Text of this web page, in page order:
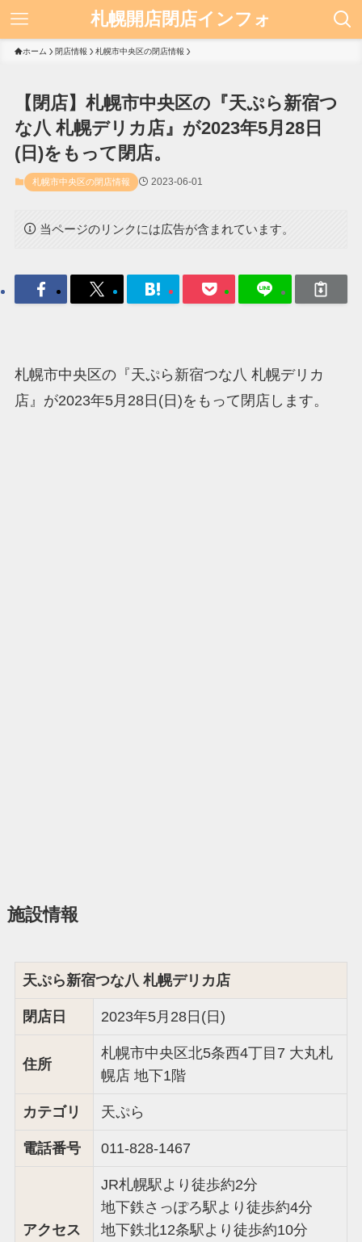
札幌開店閉店インフォ
ホーム 閉店情報 札幌市中央区の閉店情報
【閉店】札幌市中央区の『天ぷら新宿つ
な八 札幌デリカ店』が2023年5月28日
(日)をもって閉店。
札幌市中央区の閉店情報 2023-06-01
当ページのリンクには広告が含まれています。
札幌市中央区の『天ぷら新宿つな八 札幌デリカ
店』が2023年5月28日(日)をもって閉店します。
施設情報
天ぷら新宿つな八 札幌デリカ店
閉店日 2023年5月28日(日)
住所
札幌市中央区北5条西4丁目7 大丸札
幌店 地下1階
カテゴリ 天ぷら
電話番号 011-828-1467
アクセス
JR札幌駅より徒歩約2分
地下鉄さっぽろ駅より徒歩約4分
地下鉄北12条駅より徒歩約10分